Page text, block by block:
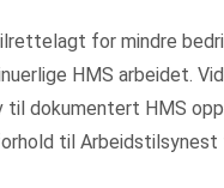
for mindre
HMS arbeidet.
dokumentert HMS
til